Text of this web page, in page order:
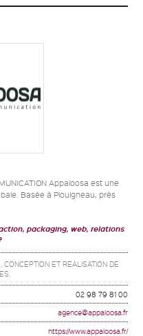
Appaloosa est une
Basée à Plouigneau, près
packaging, web, relations
CONCEPTION ET REALISATION DE
02 98 79 81 00
agence@appaloosa.fr
https://www.appaloosa.fr/